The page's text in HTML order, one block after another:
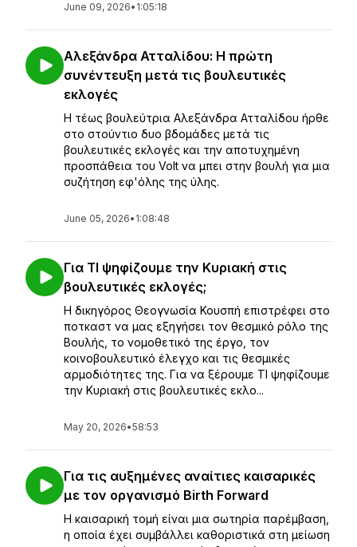
June 09, 2026• 1:05:18
Αλεξάνδρα Ατταλίδου: Η πρώτη
συνέντευξη μετά τις βουλευτικές
εκλογές
Η τέως βουλεύτρια Αλεξάνδρα Ατταλίδου ήρθε
στο στούντιο δυο βδομάδες μετά τις
βουλευτικές εκλογές και την αποτυχημένη
προσπάθεια του Volt να μπει στην βουλή για μια
συζήτηση εφ'όλης της ύλης.
June 05, 2026• 1:08:48
Για ΤΙ ψηφίζουμε την Κυριακή στις
βουλευτικές εκλογές;
Η δικηγόρος Θεογνωσία Κουσπή επιστρέφει στο
ποτκαστ να μας εξηγήσει τον θεσμικό ρόλο της
Βουλής, το νομοθετικό της έργο, τον
κοινοβουλευτικό έλεγχο και τις θεσμικές
αρμοδιότητες της. Για να ξέρουμε ΤΙ ψηφίζουμε
την Κυριακή στις βουλευτικές εκλο...
May 20, 2026•58:53
Για τις αυξημένες αναίτιες καισαρικές
με τον οργανισμό Birth Forward
Η καισαρική τομή είναι μια σωτηρία παρέμβαση,
η οποία έχει συμβάλλει καθοριστικά στη μείωση